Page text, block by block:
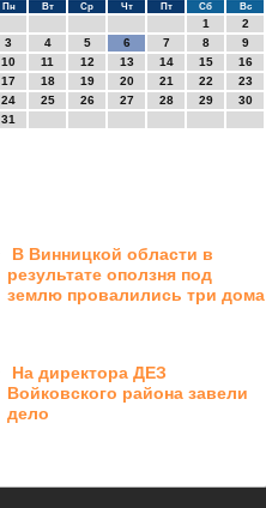
Пн Вт Ср Чт Пт Сб Вс
1
2
3
4 5 6 7 8
9
10
11 12 13 14 15
16
17
18 19 20 21 22
23
24
25 26 27 28 29
30
31
В Винницкой области в
результате оползня под
землю провалились три дома
На директора ДЕЗ
Войковского района завели
дело